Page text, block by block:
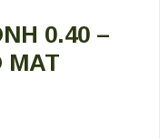
0.40 –
ΜΑΤ